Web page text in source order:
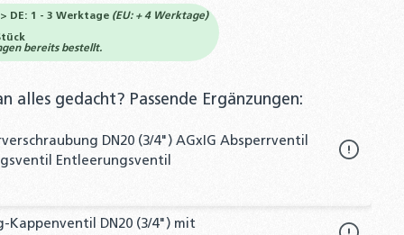
DE: 1 - 3 Werktage (EU: + 4 Werktage)
bereits bestellt.
alles gedacht? Passende Ergänzungen:
DN20 (3/4") AGxIG Absperrventil
Entleerungsventil
Kappenventil DN20 (3/4") mit